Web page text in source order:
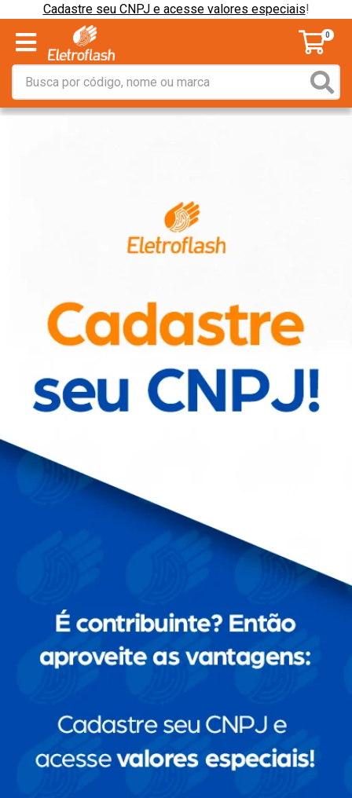
Cadastre seu CNPJ e acesse valores especiais!
0